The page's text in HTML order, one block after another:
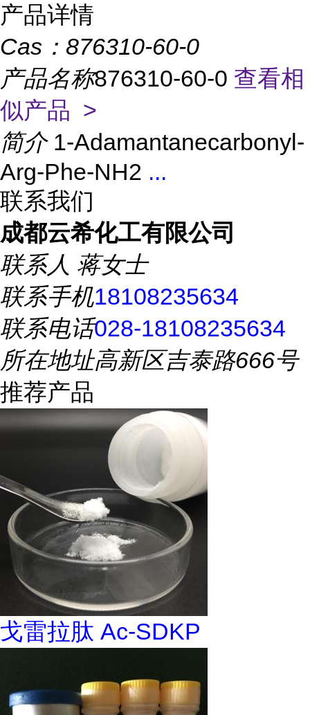
产品详情
Cas： 876310-60-0
产品名称876310-60-0 查看相
似产品 >
简介 1-Adamantanecarbonyl-
Arg-Phe-NH2 ...
联系我们
成都云希化工有限公司
联系人 蒋女士
联系手机18108235634
联系电话028-18108235634
所在地址高新区吉泰路666号
推荐产品
戈雷拉肽 Ac-SDKP